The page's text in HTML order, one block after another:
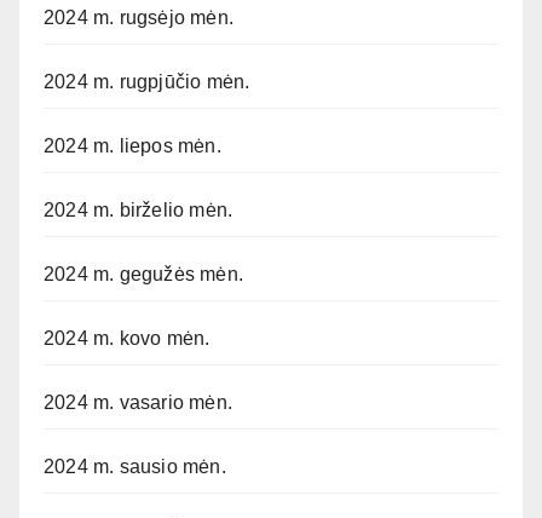
2024 m. rugsėjo mėn.
2024 m. rugpjūčio mėn.
2024 m. liepos mėn.
2024 m. birželio mėn.
2024 m. gegužės mėn.
2024 m. kovo mėn.
2024 m. vasario mėn.
2024 m. sausio mėn.